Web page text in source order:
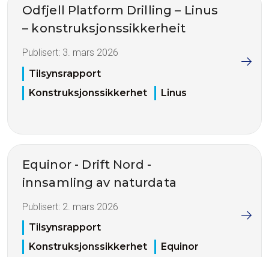
Odfjell Platform Drilling – Linus
– konstruksjonssikkerheit
Publisert: 3. mars 2026
Tilsynsrapport
Konstruksjonssikkerhet
Linus
Equinor - Drift Nord -
innsamling av naturdata
Publisert: 2. mars 2026
Tilsynsrapport
Konstruksjonssikkerhet
Equinor